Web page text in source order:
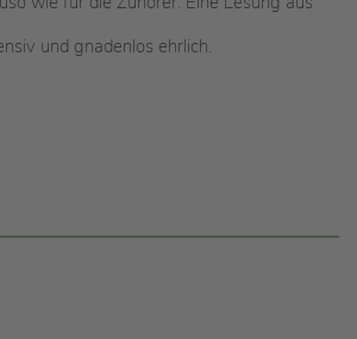
und gnadenlos ehrlich.